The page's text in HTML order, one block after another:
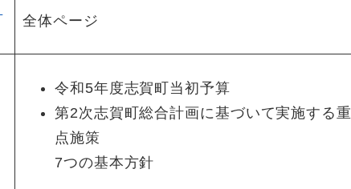
全体ページ
令和5年度志賀町当初予算
第2次志賀町総合計画に基づいて実施する重
点施策
7つの基本方針